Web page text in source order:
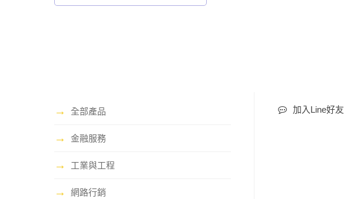
→ 全部產品
→ 金融服務
→ 工業與工程
→ 網路行銷
加入Line好友